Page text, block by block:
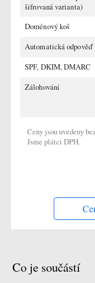
šifrovaná varianta)
Doménový koš
Automatická odpověď
SPF, DKIM, DMARC
Zálohování
Ceny jsou uvedeny
Jsme plátci DPH.
Co je součástí